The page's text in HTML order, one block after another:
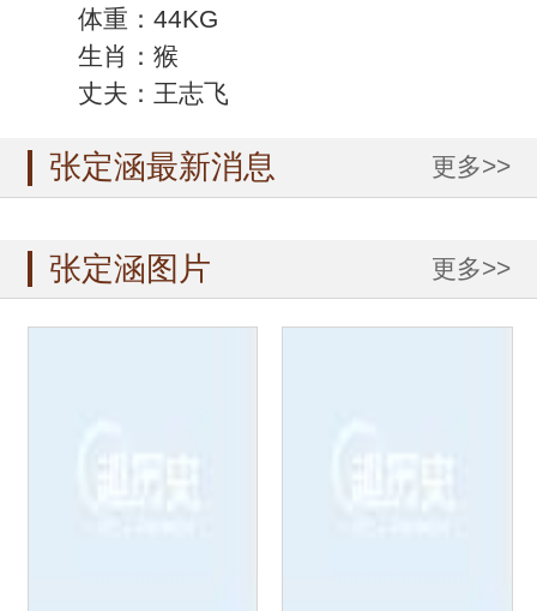
体重：44KG
生肖：猴
丈夫：王志飞
张定涵最新消息 更多>>
张定涵图片 更多>>